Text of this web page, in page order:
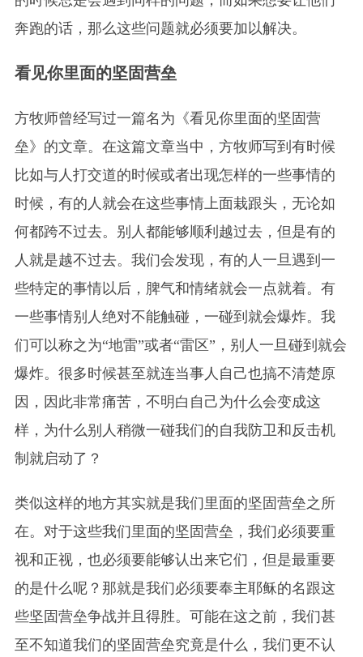
奔跑的话，那么这些问题就必须要加以解决。
看见你里面的坚固营垒
方牧师曾经写过一篇名为《看见你里面的坚固营
垒》的文章。在这篇文章当中，方牧师写到有时候
比如与人打交道的时候或者出现怎样的一些事情的
时候，有的人就会在这些事情上面栽跟头，无论如
何都跨不过去。别人都能够顺利越过去，但是有的
人就是越不过去。我们会发现，有的人一旦遇到一
些特定的事情以后，脾气和情绪就会一点就着。有
一些事情别人绝对不能触碰，一碰到就会爆炸。我
们可以称之为“地雷”或者“雷区”，别人一旦碰到就会
爆炸。很多时候甚至就连当事人自己也搞不清楚原
因，因此非常痛苦，不明白自己为什么会变成这
样，为什么别人稍微一碰我们的自我防卫和反击机
制就启动了？
类似这样的地方其实就是我们里面的坚固营垒之所
在。对于这些我们里面的坚固营垒，我们必须要重
视和正视，也必须要能够认出来它们，但是最重要
的是什么呢？那就是我们必须要奉主耶稣的名跟这
些坚固营垒争战并且得胜。可能在这之前，我们甚
至不知道我们的坚固营垒究竟是什么，我们更不认